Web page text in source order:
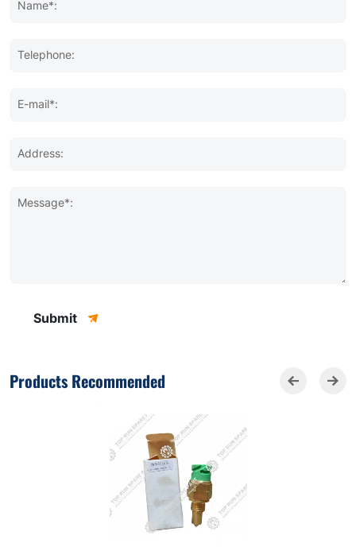
Name*:
Telephone:
E-mail*:
Address:
Message*:
Submit
Products Recommended